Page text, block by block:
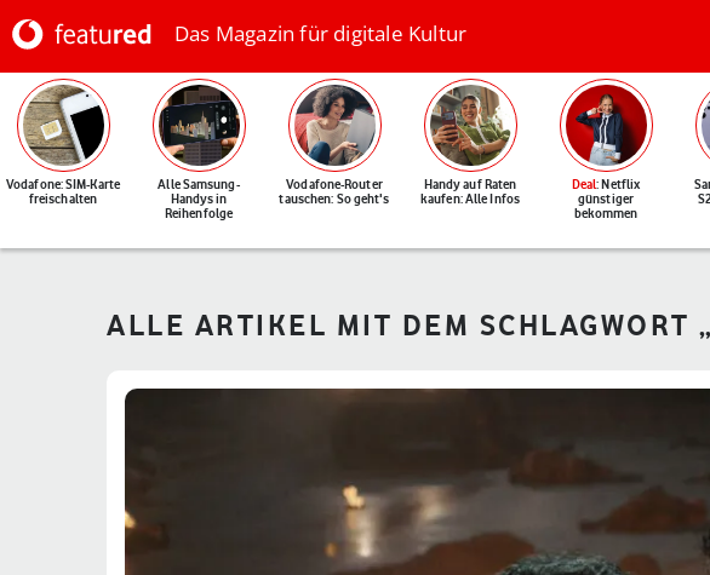
Das Magazin für digitale Kultur
Vodafone: SIM-Karte
freischalten
Alle Samsung-
Handys in
Reihenfolge
Vodafone-Router
tauschen: So geht's
Handy auf Raten
kaufen: Alle Infos
Deal: Netflix
günstiger
bekommen
ALLE ARTIKEL MIT DEM SCHLAGWORT